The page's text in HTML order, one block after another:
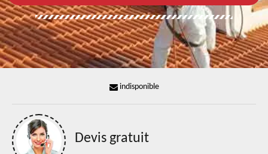
indisponible
Devis gratuit